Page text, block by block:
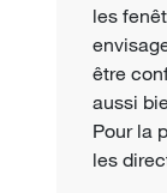
les
être
aussi
Pour la
les